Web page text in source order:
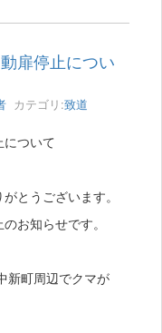
扉停止につい
カテゴリ:致道
について
とうございます。
お知らせです。
新町周辺でクマが